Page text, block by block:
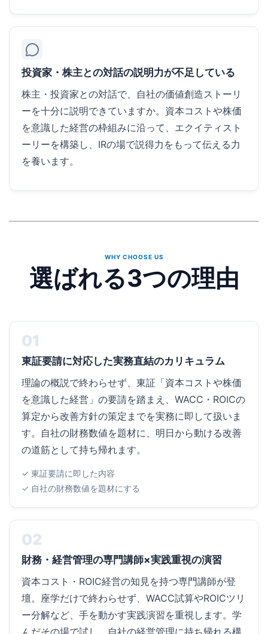
投資家・株主との対話の説明力が不足している
株主・投資家との対話で、自社の価値創造ストーリ
ーを十分に説明できていますか。資本コストや株価
を意識した経営の枠組みに沿って、エクイティスト
ーリーを構築し、IRの場で説得力をもって伝える力
を養います。
WHY CHOOSE US
選ばれる3つの理由
01
東証要請に対応した実務直結のカリキュラム
理論の概説で終わらせず、東証「資本コストや株価
を意識した経営」の要請を踏まえ、WACC・ROICの
算定から改善方針の策定までを実務に即して扱いま
す。自社の財務数値を題材に、明日から動ける改善
の道筋として持ち帰れます。
✓ 東証要請に即した内容
✓ 自社の財務数値を題材にする
02
財務・経営管理の専門講師×実践重視の演習
資本コスト・ROIC経営の知見を持つ専門講師が登
壇。座学だけで終わらせず、WACC試算やROICツリ
ー分解など、手を動かす実践演習を重視します。学
んだその場で試し、自社の経営管理に持ち帰れる構